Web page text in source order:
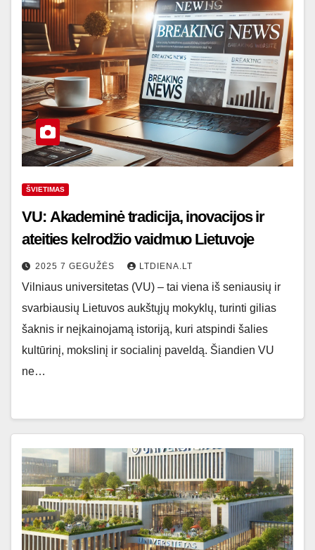
ŠVIETIMAS
VU: Akademinė tradicija, inovacijos ir
ateities kelrodžio vaidmuo Lietuvoje
2025 7 GEGUŽĖS LTDIENA.LT
Vilniaus universitetas (VU) – tai viena iš seniausių ir
svarbiausių Lietuvos aukštųjų mokyklų, turinti gilias
šaknis ir neįkainojamą istoriją, kuri atspindi šalies
kultūrinį, mokslinį ir socialinį paveldą. Šiandien VU
ne…